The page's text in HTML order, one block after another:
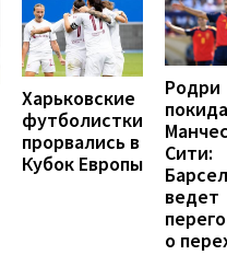
Харьковские
футболистки
прорвались в
Кубок Европы
Родри
Сити:
ведет
о